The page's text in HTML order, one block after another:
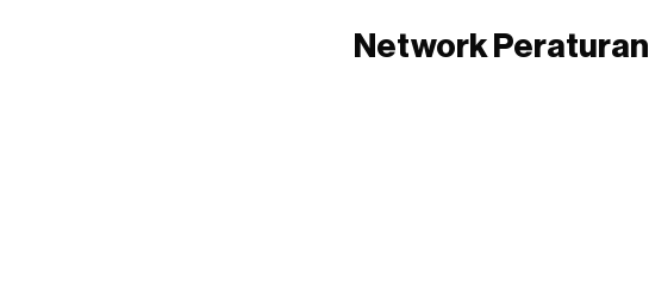
Network Peraturan